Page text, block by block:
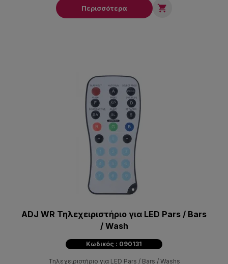
Περισσότερα 
ADJ WR Τηλεχειριστήριο για LED Pars / Bars
/ Wash
Κωδικός : 090131
Τηλεχειριστήριο για LED Pars / Bars / Washs